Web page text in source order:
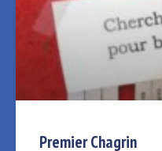
Premier Chagrin